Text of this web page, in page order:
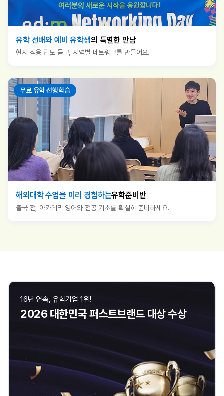
유학 선배와 예비 유학생의 특별한 만남
현지 적응 팁도 듣고, 지역별 네트워크를 만들어요.
무료 유학 선행학습
해외대학 수업을 미리 경험하는유학준비반
출국 전, 아카데믹 영어와 전공 기초를 확실히 준비하세요.
16년 연속, 유학기업 1위!
2026 대한민국 퍼스트브랜드 대상 수상